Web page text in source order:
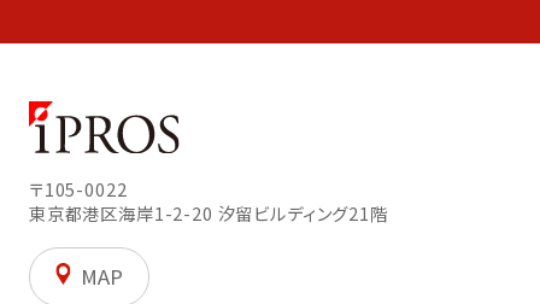
〒105-0022
東京都港区海岸1-2-20 汐留ビルディング21階
MAP